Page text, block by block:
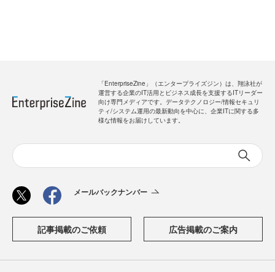
「EnterpriseZine」（エンタープライズジン）は、翔泳社が
運営する企業のIT活用とビジネス成長を支援するITリーダー
向け専門メディアです。データテクノロジー/情報セキュリ
ティ/システム運用の最新動向を中心に、企業ITに関する多
様な情報をお届けしています。
メールバックナンバー
記事掲載のご依頼 広告掲載のご案内